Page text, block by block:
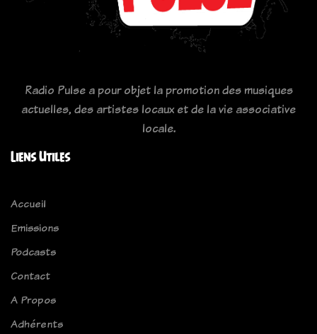
Radio Pulse a pour objet la promotion des musiques
actuelles, des artistes locaux et de la vie associative
locale.
Liens Utiles
Accueil
Emissions
Podcasts
Contact
A Propos
Adhérents